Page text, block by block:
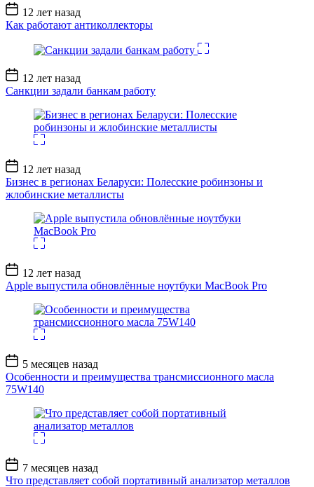
Дата
записи
12 лет назад
Как работают антиколлекторы
Дата
записи
12 лет назад
Санкции задали банкам работу
Дата
записи
12 лет назад
Бизнес в регионах Беларуси: Полесские робинзоны и
жлобинские металлисты
Дата
записи
12 лет назад
Apple выпустила обновлённые ноутбуки MacBook Pro
Дата
записи
5 месяцев назад
Особенности и преимущества трансмиссионного масла
75W140
Дата
записи
7 месяцев назад
Что представляет собой портативный анализатор металлов